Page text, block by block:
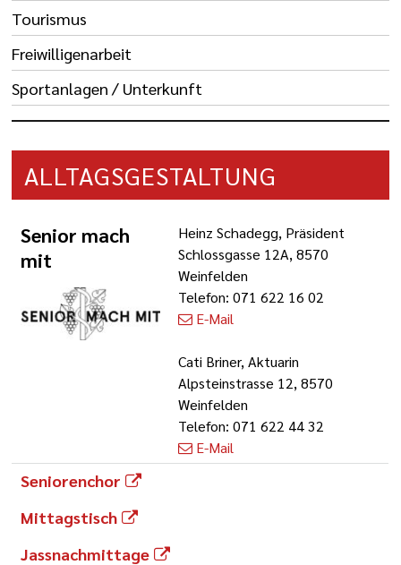
Tourismus
Freiwilligenarbeit
Sportanlagen / Unterkunft
ALLTAGSGESTALTUNG
Senior mach
mit
Heinz Schadegg, Präsident
Schlossgasse 12A, 8570
Weinfelden
Telefon: 071 622 16 02
E-Mail
Cati Briner, Aktuarin
Alpsteinstrasse 12, 8570
Weinfelden
Telefon: 071 622 44 32
E-Mail
Seniorenchor
Mittagstisch
Jassnachmittage